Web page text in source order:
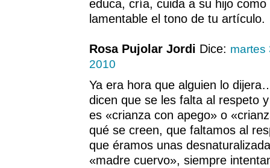
educa, cría, cuida a su hijo
lamentable el tono de tu artículo.
Rosa Pujolar Jordi Dice: martes
2010
Ya era hora que alguien lo
dicen que se les falta al respeto
es «crianza con apego» o
qué se creen, que faltamos al
que éramos unas
«madre cuervo», siempre